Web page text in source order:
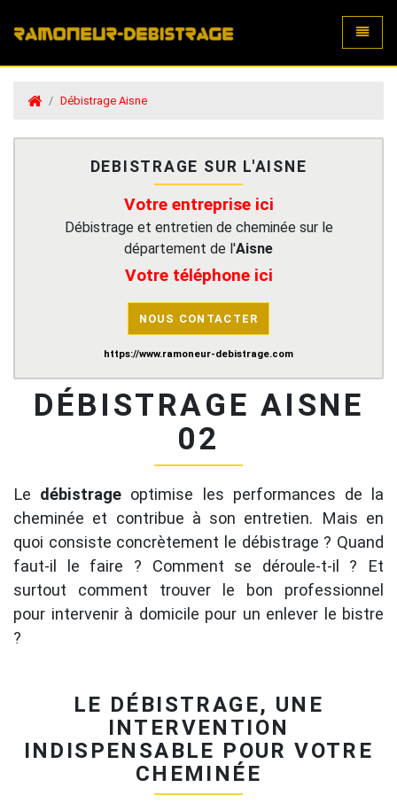
Débistrage Aisne
DEBISTRAGE SUR L'AISNE
Votre entreprise ici
Débistrage et entretien de cheminée sur le
département de l'Aisne
Votre téléphone ici
NOUS CONTACTER
https://www.ramoneur-debistrage.com
DÉBISTRAGE AISNE
02
Le débistrage optimise les performances de la
cheminée et contribue à son entretien. Mais en
quoi consiste concrètement le débistrage ? Quand
faut-il le faire ? Comment se déroule-t-il ? Et
surtout comment trouver le bon professionnel
pour intervenir à domicile pour un enlever le bistre
?
LE DÉBISTRAGE, UNE
INTERVENTION
INDISPENSABLE POUR VOTRE
CHEMINÉE